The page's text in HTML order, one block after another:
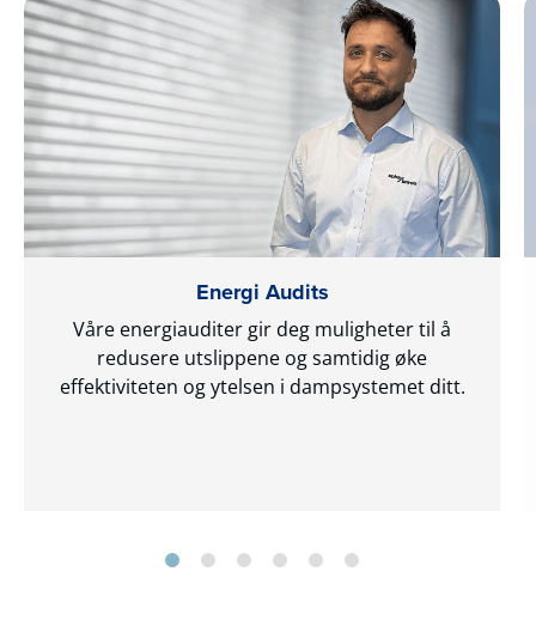
Energi Audits
Våre energiauditer gir deg muligheter til å
redusere utslippene og samtidig øke
effektiviteten og ytelsen i dampsystemet ditt.